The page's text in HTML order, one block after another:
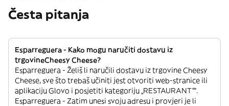
Česta pitanja
Esparreguera - Kako mogu naručiti dostavu iz
trgovineCheesy Cheese?
Esparreguera - Želiš li naručili dostavu iz trgovine Cheesy
Cheese, sve što trebaš učiniti jest otvoriti web-stranice ili
aplikaciju Glovo i posjetiti kategoriju „RESTAURANT”“.
Esparreguera - Zatim unesi svoju adresu i provjeri je li